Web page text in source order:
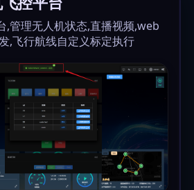
,管理无人机状态,直播视频,web
,飞行航线自定义标定执行